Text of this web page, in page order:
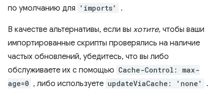
по умолчанию для 'imports' .
В качестве альтернативы, если вы хотите, чтобы ваши
импортированные скрипты проверялись на наличие
частых обновлений, убедитесь, что вы либо
обслуживаете их с помощью Cache-Control: max-
age=0 , либо используете updateViaCache: 'none' .